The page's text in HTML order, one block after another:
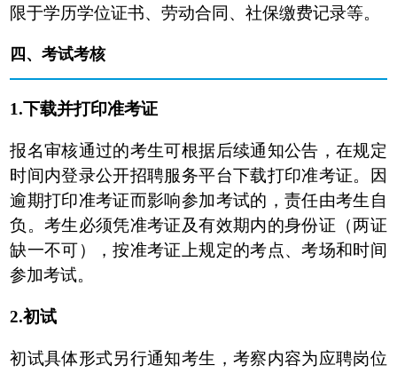
限于学历学位证书、劳动合同、社保缴费记录等。
四、考试考核
1.下载并打印准考证
报名审核通过的考生可根据后续通知公告，在规定
时间内登录公开招聘服务平台下载打印准考证。因
逾期打印准考证而影响参加考试的，责任由考生自
负。考生必须凭准考证及有效期内的身份证（两证
缺一不可），按准考证上规定的考点、考场和时间
参加考试。
2.初试
初试具体形式另行通知考生，考察内容为应聘岗位